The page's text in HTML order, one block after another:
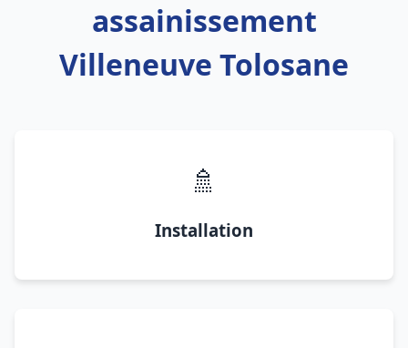
assainissement
Villeneuve Tolosane
🚿
Installation